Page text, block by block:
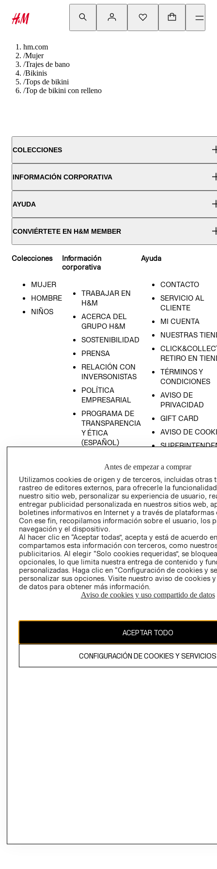
hm.com
/Mujer
/Trajes de bano
/Bikinis
/Tops de bikini
/Top de bikini con relleno
COLECCIONES
INFORMACIÓN CORPORATIVA
AYUDA
CONVIÉRTETE EN H&M MEMBER
Colecciones
MUJER
HOMBRE
NIÑOS
Información
corporativa
TRABAJAR EN
H&M
ACERCA DEL
GRUPO H&M
SOSTENIBILIDAD
PRENSA
RELACIÓN CON
INVERSONISTAS
POLÍTICA
EMPRESARIAL
PROGRAMA DE
TRANSPARENCIA
Y ÉTICA
(ESPAÑOL)
TRANSPARENCIA
Y ÉTICA (INGLÉS)
Ayuda
CONTACTO
SERVICIO AL
CLIENTE
MI CUENTA
NUESTRAS
RETIRO EN
TÉRMINOS Y
CONDICIONES
AVISO DE
PRIVACIDAD
GIFT CARD
AVISO DE
COMERCIO - SIC
PETICIONES
QUEJAS Y
RECLAMOS
Colombia ($)
CAMBIAR REGIÓN
propiedad de H&M Hennes & Mauritz AB.
Antes de empezar a comprar
Utilizamos cookies de origen y de terceros, incluidas otras
rastreo de editores externos, para ofrecerle la
nuestro sitio web, personalizar su experiencia de usuario,
entregar publicidad personalizada en nuestros sitios web,
boletines informativos en Internet y a través de plataformas
Con ese fin, recopilamos información sobre el usuario, los
navegación y el dispositivo.
Al hacer clic en “Aceptar todas”, acepta y está de acuerdo
compartamos esta información con terceros, como
publicitarios. Al elegir “Solo cookies requeridas”, se
opcionales, lo que limita nuestra entrega de contenido y
personalizadas. Haga clic en “Configuración de cookies y
personalizar sus opciones. Visite nuestro aviso de cookies
de datos para obtener más información.
Aviso de cookies y uso compartido de datos
ACEPTAR TODO
CONFIGURACIÓN DE COOKIES Y SERVICIOS